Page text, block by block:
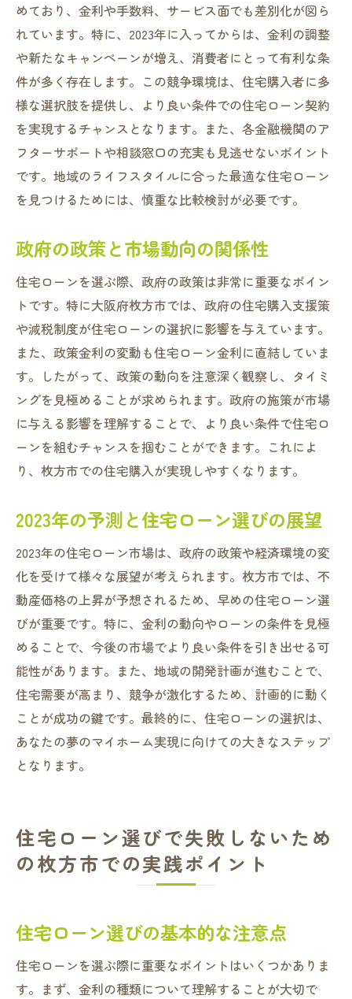
めており、金利や手数料、サービス面でも差別化が図ら
れています。特に、2023年に入ってからは、金利の調整
や新たなキャンペーンが増え、消費者にとって有利な条
件が多く存在します。この競争環境は、住宅購入者に多
様な選択肢を提供し、より良い条件での住宅ローン契約
を実現するチャンスとなります。また、各金融機関のア
フターサポートや相談窓口の充実も見逃せないポイント
です。地域のライフスタイルに合った最適な住宅ローン
を見つけるためには、慎重な比較検討が必要です。
政府の政策と市場動向の関係性
住宅ローンを選ぶ際、政府の政策は非常に重要なポイン
トです。特に大阪府枚方市では、政府の住宅購入支援策
や減税制度が住宅ローンの選択に影響を与えています。
また、政策金利の変動も住宅ローン金利に直結していま
す。したがって、政策の動向を注意深く観察し、タイミ
ングを見極めることが求められます。政府の施策が市場
に与える影響を理解することで、より良い条件で住宅ロ
ーンを組むチャンスを掴むことができます。これによ
り、枚方市での住宅購入が実現しやすくなります。
2023年の予測と住宅ローン選びの展望
2023年の住宅ローン市場は、政府の政策や経済環境の変
化を受けて様々な展望が考えられます。枚方市では、不
動産価格の上昇が予想されるため、早めの住宅ローン選
びが重要です。特に、金利の動向やローンの条件を見極
めることで、今後の市場でより良い条件を引き出せる可
能性があります。また、地域の開発計画が進むことで、
住宅需要が高まり、競争が激化するため、計画的に動く
ことが成功の鍵です。最終的に、住宅ローンの選択は、
あなたの夢のマイホーム実現に向けての大きなステップ
となります。
住宅ローン選びで失敗しないため
の枚方市での実践ポイント
住宅ローン選びの基本的な注意点
住宅ローンを選ぶ際に重要なポイントはいくつかありま
す。まず、金利の種類について理解することが大切で